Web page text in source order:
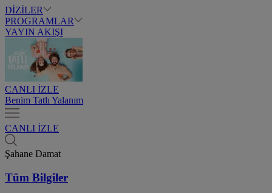
DİZİLER
PROGRAMLAR
YAYIN AKIŞI
CANLI İZLE
Benim Tatlı Yalanım
CANLI İZLE
Şahane Damat
Tüm Bilgiler